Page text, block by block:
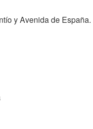
y Avenida de España.